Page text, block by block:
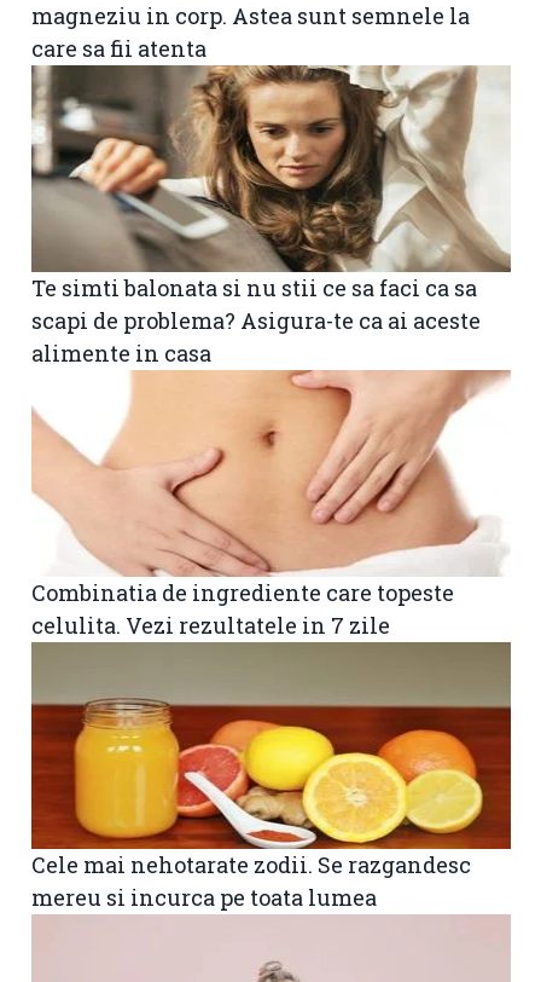
magneziu in corp. Astea sunt semnele la
care sa fii atenta
Te simti balonata si nu stii ce sa faci ca sa
scapi de problema? Asigura-te ca ai aceste
alimente in casa
Combinatia de ingrediente care topeste
celulita. Vezi rezultatele in 7 zile
Cele mai nehotarate zodii. Se razgandesc
mereu si incurca pe toata lumea